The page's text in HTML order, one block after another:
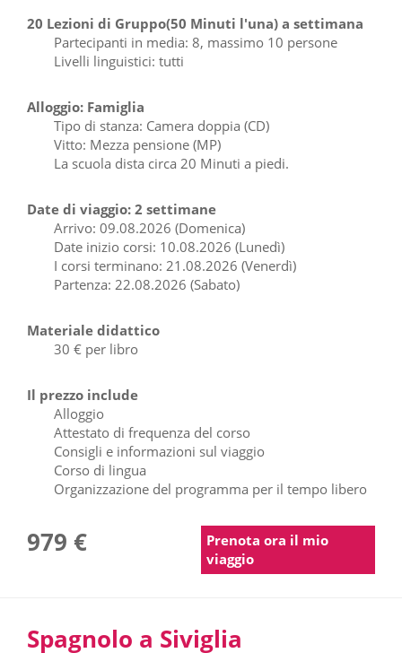
20 Lezioni di Gruppo(50 Minuti l'una) a settimana
Partecipanti in media: 8, massimo 10 persone
Livelli linguistici: tutti
Alloggio: Famiglia
Tipo di stanza: Camera doppia (CD)
Vitto: Mezza pensione (MP)
La scuola dista circa 20 Minuti a piedi.
Date di viaggio: 2 settimane
Arrivo: 09.08.2026 (Domenica)
Date inizio corsi: 10.08.2026 (Lunedì)
I corsi terminano: 21.08.2026 (Venerdì)
Partenza: 22.08.2026 (Sabato)
Materiale didattico
30 € per libro
Il prezzo include
Alloggio
Attestato di frequenza del corso
Consigli e informazioni sul viaggio
Corso di lingua
Organizzazione del programma per il tempo libero
979 €
Prenota ora il mio
viaggio
Spagnolo a Siviglia